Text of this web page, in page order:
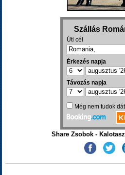
Share Zsobok -